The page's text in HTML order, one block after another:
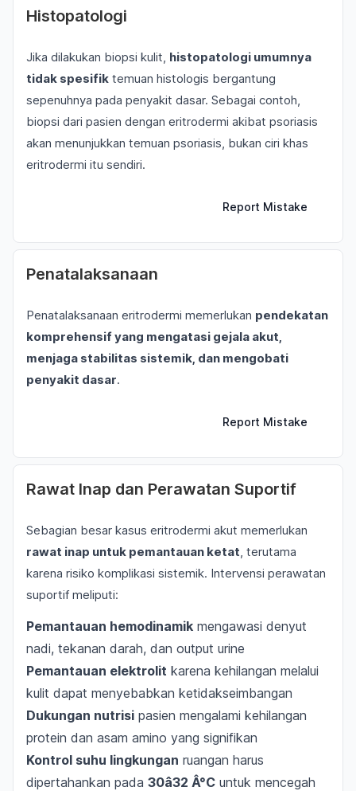
Histopatologi
Jika dilakukan biopsi kulit, histopatologi umumnya
tidak spesifik temuan histologis bergantung
sepenuhnya pada penyakit dasar. Sebagai contoh,
biopsi dari pasien dengan eritrodermi akibat psoriasis
akan menunjukkan temuan psoriasis, bukan ciri khas
eritrodermi itu sendiri.
Report Mistake
Penatalaksanaan
Penatalaksanaan eritrodermi memerlukan pendekatan
komprehensif yang mengatasi gejala akut,
menjaga stabilitas sistemik, dan mengobati
penyakit dasar.
Report Mistake
Rawat Inap dan Perawatan Suportif
Sebagian besar kasus eritrodermi akut memerlukan
rawat inap untuk pemantauan ketat, terutama
karena risiko komplikasi sistemik. Intervensi perawatan
suportif meliputi:
Pemantauan hemodinamik mengawasi denyut
nadi, tekanan darah, dan output urine
Pemantauan elektrolit karena kehilangan melalui
kulit dapat menyebabkan ketidakseimbangan
Dukungan nutrisi pasien mengalami kehilangan
protein dan asam amino yang signifikan
Kontrol suhu lingkungan ruangan harus
dipertahankan pada 30â32 Â°C untuk mencegah